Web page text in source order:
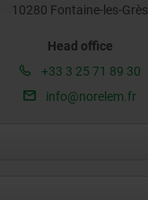
10280 Fontaine-les-Grès
Head office
+33 3 25 71 89 30
info@norelem.fr